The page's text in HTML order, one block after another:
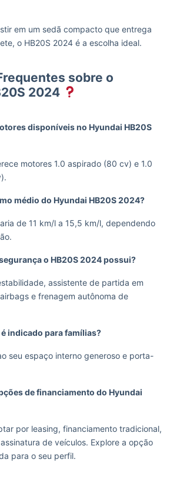
em um sedã compacto que entrega
o HB20S 2024 é a escolha ideal.
sobre o
2024
disponíveis no Hyundai HB20S
motores 1.0 aspirado (80 cv) e 1.0
médio do Hyundai HB20S 2024?
de 11 km/l a 15,5 km/l, dependendo
o HB20S 2024 possui?
assistente de partida em
e frenagem autônoma de
indicado para famílias?
seu espaço interno generoso e porta-
de financiamento do Hyundai
por leasing, financiamento tradicional,
de veículos. Explore a opção
para o seu perfil.